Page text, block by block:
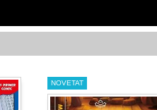
NOVETAT